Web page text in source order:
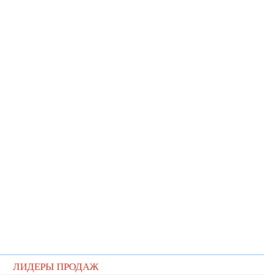
ЛИДЕРЫ ПРОДАЖ